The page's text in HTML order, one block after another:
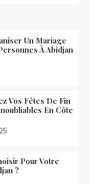
Un Mariage
À Abidjan
Vos Fêtes De Fin
En Côte
Pour Votre
?